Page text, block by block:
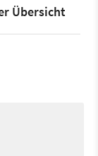
Übersicht